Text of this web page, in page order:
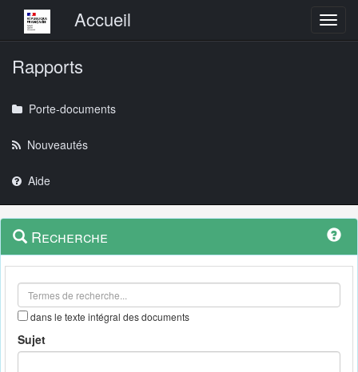
Menu principalAccueil
Rapports
Porte-documents
Nouveautés
Aide
Navigation
outils
Menu
contextuel
Recherche
dans le texte intégral des documents
Sujet